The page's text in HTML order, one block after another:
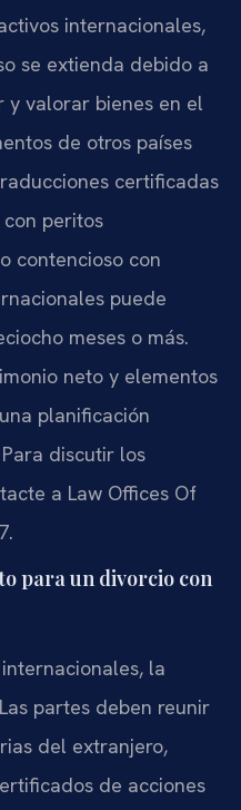
internacionales,
se extienda debido a
valorar bienes en el
de otros países
certificadas
peritos
contencioso con
puede
meses o más.
neto y elementos
planificación
discutir los
a Law Offices Of
para un divorcio con
la
partes deben reunir
del extranjero,
de acciones